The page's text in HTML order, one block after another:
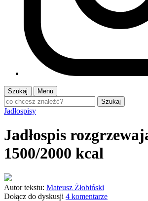
Szukaj
Menu
Szukaj
Jadłospisy
Jadłospis
1500/2000 kcal
Autor tekstu: Mateusz Żłobiński
Dołącz do dyskusji 4 komentarze